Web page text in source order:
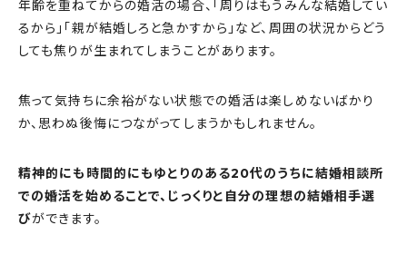
年齢を重ねてからの婚活の場合、「周りはもうみんな結婚してい
るから」「親が結婚しろと急かすから」など、周囲の状況からどう
しても焦りが生まれてしまうことがあります。
焦って気持ちに余裕がない状態での婚活は楽しめないばかり
か、思わぬ後悔につながってしまうかもしれません。
精神的にも時間的にもゆとりのある20代のうちに結婚相談所
での婚活を始めることで、じっくりと自分の理想の結婚相手選
びができます。